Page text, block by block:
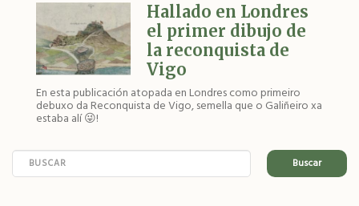
Hallado en Londres
el primer dibujo de
la reconquista de
Vigo
En esta publicación atopada en Londres como primeiro
debuxo da Reconquista de Vigo, semella que o Galiñeiro xa
estaba alí 😜!
Buscar